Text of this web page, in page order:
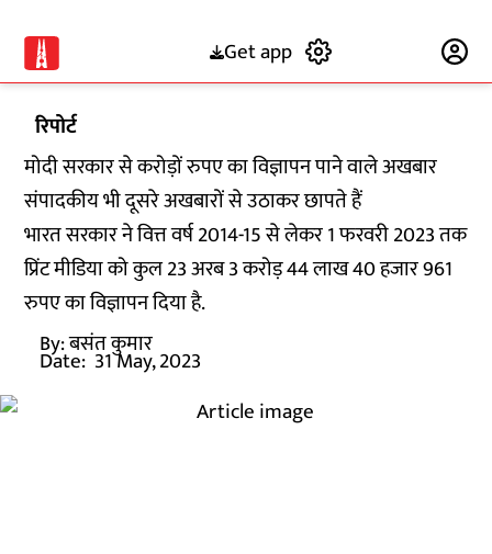
Get app
रिपोर्ट
मोदी सरकार से करोड़ों रुपए का विज्ञापन पाने वाले अखबार
संपादकीय भी दूसरे अखबारों से उठाकर छापते हैं
भारत सरकार ने वित्त वर्ष 2014-15 से लेकर 1 फरवरी 2023 तक
प्रिंट मीडिया को कुल 23 अरब 3 करोड़ 44 लाख 40 हजार 961
रुपए का विज्ञापन दिया है.
By:बसंत कुमार
Date: 31 May, 2023